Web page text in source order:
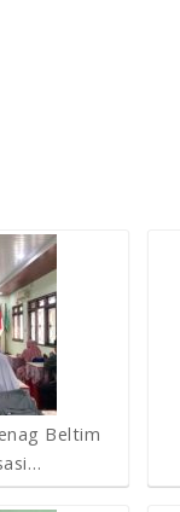
Beltim